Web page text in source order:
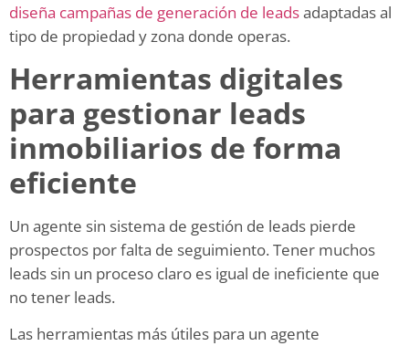
diseña campañas de generación de leadsadaptadas al
tipo de propiedad y zona donde operas.
Herramientas digitales
para gestionar leads
inmobiliarios de forma
eficiente
Un agente sin sistema de gestión de leads pierde
prospectos por falta de seguimiento. Tener muchos
leads sin un proceso claro es igual de ineficiente que
no tener leads.
Las herramientas más útiles para un agente